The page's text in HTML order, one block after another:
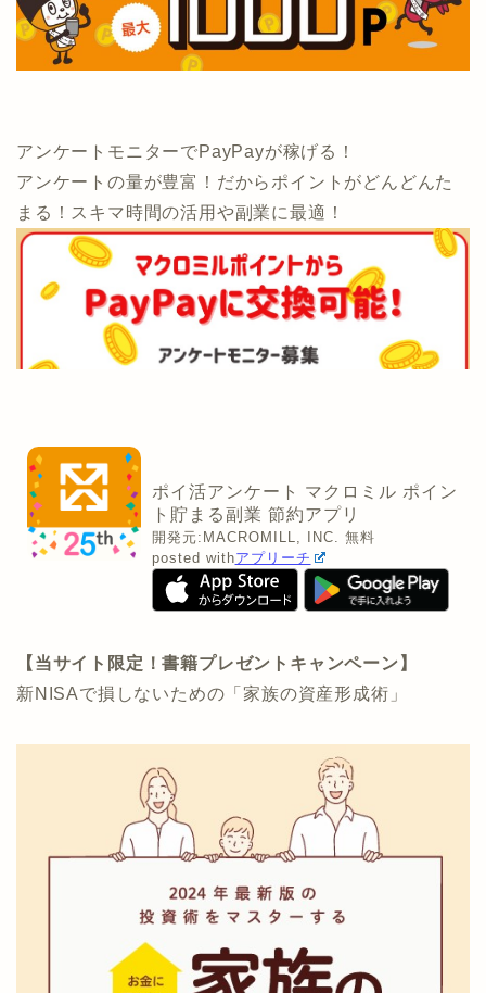
アンケートモニターでPayPayが稼げる！
アンケートの量が豊富！だからポイントがどんどんた
まる！スキマ時間の活用や副業に最適！
ポイ活アンケート マクロミル ポイン
ト貯まる副業 節約アプリ
開発元: MACROMILL, INC. 無料
posted withアプリーチ
【当サイト限定！書籍プレゼントキャンペーン】
新NISAで損しないための「家族の資産形成術」